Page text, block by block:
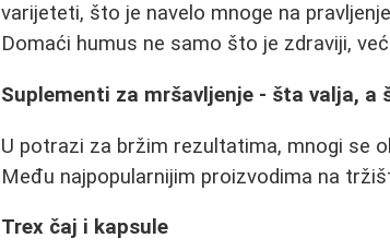
varijeteti, što je navelo mnoge na
Domaći humus ne samo što je zdraviji,
Suplementi za mršavljenje - šta valja, a
U potrazi za bržim rezultatima, mnogi se
Među najpopularnijim proizvodima na
Trex čaj i kapsule